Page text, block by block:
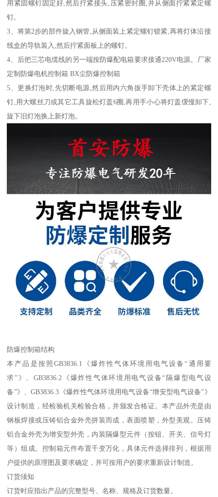
用紧固螺钉固定好,然后拧紧接头,压紧密封圈,并从侧面拧紧紧定螺
钉。
3、将第2步的部件旋入钢管,从侧面装上紧定螺钉锁紧,再将灯体沿接
线盒的导轨装入,然后拧紧面板上的螺钉。
4、后把三芯电缆线的另一端按防爆配电箱要求接通220V电源。厂家
定制防爆电机控制箱 BX尘防爆控制箱
5、更换灯泡时,先切断电源,然后用内六角扳手卸下壳体上的紧定螺
钉,用大螺丝刀或其它工具旋松灯盖6圈,再用手小心将灯盖缓慢卸下,
旋下旧灯泡换上新灯泡。
防爆控制箱结构
本产品是按照GB3836.1《爆炸性气体环境用电气设备“通用要
求”》、GB3836.2《爆炸性气体环境用电气设备“隔爆型电气设
备”》、GB3836.3《爆炸性气体环境用电气设备“增安型电气设备”》
设计制造，经检验机关检验合格，并颁发合格证。本产品外壳是由
钢板焊接或压铸铝合金外壳拼装而成，表面喷塑，外型美观。压铸
铝合金外壳为增安型外壳，内装隔爆型元件（按钮、开关、信号灯
等）组成。控制箱元件布置千变万化，具体元件选择排列，根据用
户提供的原理图及要求确定，并可按用户的要求重新设计制造。
订货须知
订货时应指出产品的完整型号、名称、规格及订货数量。